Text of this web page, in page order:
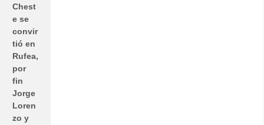
Chest
e se
convir
tió en
Rufea,
por
fin
Jorge
Loren
zo y